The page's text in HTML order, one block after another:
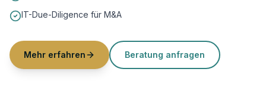
IT-Due-Diligence für M&A
Mehr erfahren Beratung anfragen